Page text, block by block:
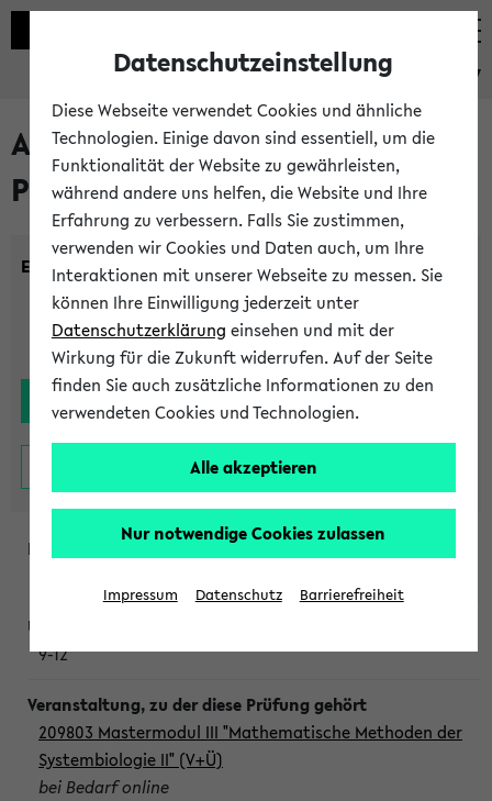
eKVV
Alle noch stattfindenden
Prüfungen
Einrichtung:
9-12
209803 Mastermodul III "Mathematische Methoden der
Systembiologie II" (V+Ü)
bei Bedarf online
Datenschutzeinstellung
Diese Webseite verwendet Cookies und ähnliche
Technologien. Einige davon sind essentiell, um die
Funktionalität der Website zu gewährleisten,
während andere uns helfen, die Website und Ihre
Erfahrung zu verbessern. Falls Sie zustimmen,
verwenden wir Cookies und Daten auch, um Ihre
Interaktionen mit unserer Webseite zu messen. Sie
können Ihre Einwilligung jederzeit unter
Datenschutzerklärung einsehen und mit der
Wirkung für die Zukunft widerrufen. Auf der Seite
finden Sie auch zusätzliche Informationen zu den
verwendeten Cookies und Technologien.
Alle akzeptieren
Nur notwendige Cookies zulassen
Impressum Datenschutz Barrierefreiheit